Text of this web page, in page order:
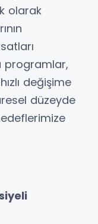
olarak
programlar,
değişime
düzeyde